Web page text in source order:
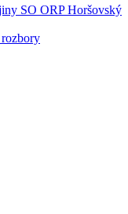
SO ORP Horšovský